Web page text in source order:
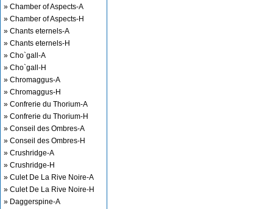
» Chamber of Aspects-A
» Chamber of Aspects-H
» Chants eternels-A
» Chants eternels-H
» Cho`gall-A
» Cho`gall-H
» Chromaggus-A
» Chromaggus-H
» Confrerie du Thorium-A
» Confrerie du Thorium-H
» Conseil des Ombres-A
» Conseil des Ombres-H
» Crushridge-A
» Crushridge-H
» Culet De La Rive Noire-A
» Culet De La Rive Noire-H
» Daggerspine-A